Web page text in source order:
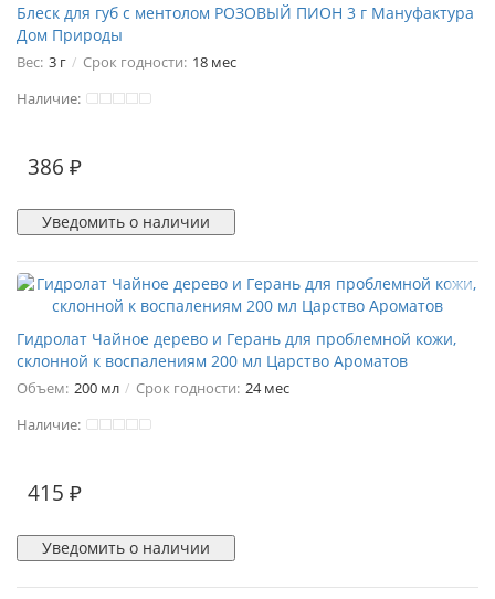
Блеск для губ с ментолом РОЗОВЫЙ ПИОН 3 г Мануфактура
Дом Природы
Вес: 3 г Срок годности: 18 мес
Наличие:
386 ₽
Уведомить о наличии
Гидролат Чайное дерево и Герань для проблемной кожи,
склонной к воспалениям 200 мл Царство Ароматов
Объем: 200 мл Срок годности: 24 мес
Наличие:
415 ₽
Уведомить о наличии